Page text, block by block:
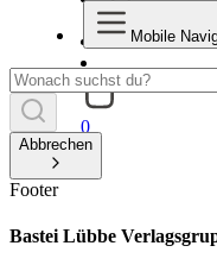
0
Mobile
Abbrechen
Footer
Bastei Lübbe